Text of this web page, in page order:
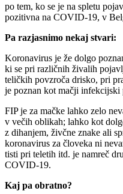
po tem, ko se je na spletu
pozitivna na COVID-19, v
Pa razjasnimo nekaj stvari:
Koronavirus je že dolgo
ki se pri različnih živalih
teličkih povzroča drisko, pri
je poznan kot mačji infekcijski
FIP je za mačke lahko zelo
v večih oblikah; lahko kot
z dihanjem, živčne znake ali
koronavirus za človeka ni
tisti pri teletih itd. je namreč
COVID-19.
Kaj pa obratno?